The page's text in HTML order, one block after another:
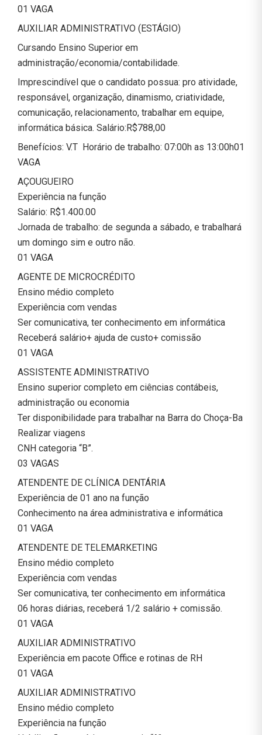
01 VAGA
AUXILIAR ADMINISTRATIVO (ESTÁGIO)
Cursando Ensino Superior em
administração/economia/contabilidade.
Imprescindível que o candidato possua: pro atividade,
responsável, organização, dinamismo, criatividade,
comunicação, relacionamento, trabalhar em equipe,
informática básica. Salário:R$788,00
Benefícios: V.T Horário de trabalho: 07:00h as 13:00h01
VAGA
AÇOUGUEIRO
Experiência na função
Salário: R$1.400.00
Jornada de trabalho: de segunda a sábado, e trabalhará
um domingo sim e outro não.
01 VAGA
AGENTE DE MICROCRÉDITO
Ensino médio completo
Experiência com vendas
Ser comunicativa, ter conhecimento em informática
Receberá salário+ ajuda de custo+ comissão
01 VAGA
ASSISTENTE ADMINISTRATIVO
Ensino superior completo em ciências contábeis,
administração ou economia
Ter disponibilidade para trabalhar na Barra do Choça-Ba
Realizar viagens
CNH categoria “B”.
03 VAGAS
ATENDENTE DE CLÍNICA DENTÁRIA
Experiência de 01 ano na função
Conhecimento na área administrativa e informática
01 VAGA
ATENDENTE DE TELEMARKETING
Ensino médio completo
Experiência com vendas
Ser comunicativa, ter conhecimento em informática
06 horas diárias, receberá 1/2 salário + comissão.
01 VAGA
AUXILIAR ADMINISTRATIVO
Experiência em pacote Office e rotinas de RH
01 VAGA
AUXILIAR ADMINISTRATIVO
Ensino médio completo
Experiência na função